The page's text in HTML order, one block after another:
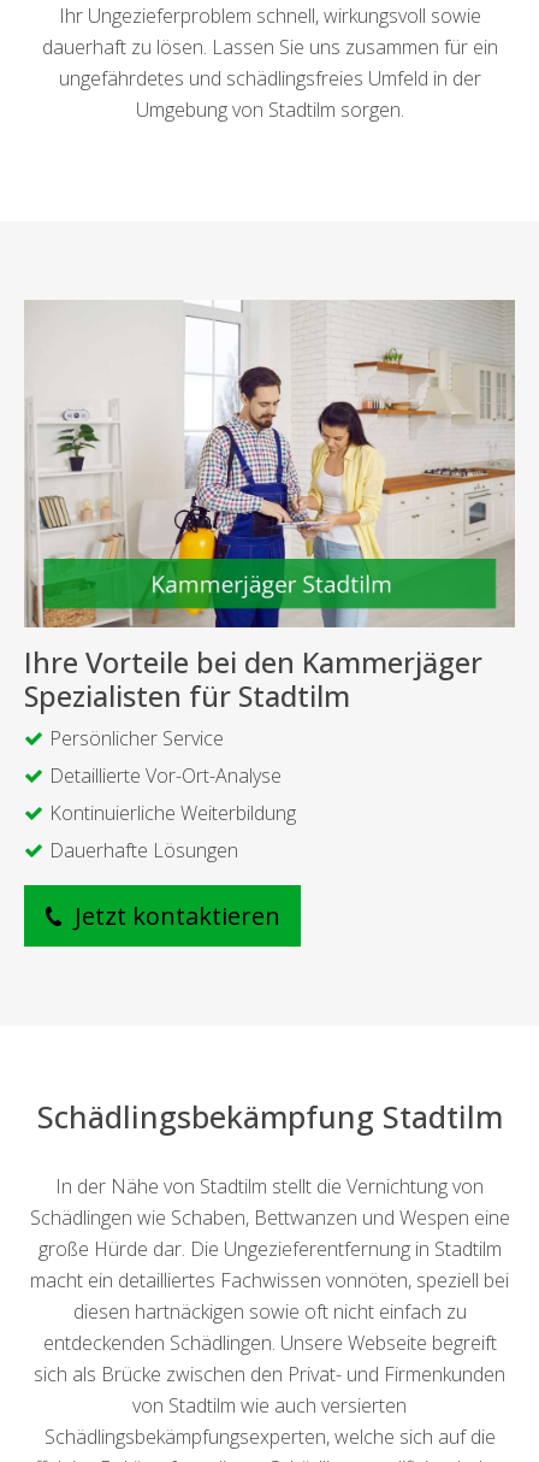
Ihr Ungezieferproblem schnell, wirkungsvoll sowie
dauerhaft zu lösen. Lassen Sie uns zusammen für ein
ungefährdetes und schädlingsfreies Umfeld in der
Umgebung von Stadtilm sorgen.
Ihre Vorteile bei den Kammerjäger
Spezialisten für Stadtilm
Persönlicher Service
Detaillierte Vor-Ort-Analyse
Kontinuierliche Weiterbildung
Dauerhafte Lösungen
Jetzt kontaktieren
Schädlingsbekämpfung Stadtilm
In der Nähe von Stadtilm stellt die Vernichtung von
Schädlingen wie Schaben, Bettwanzen und Wespen eine
große Hürde dar. Die Ungezieferentfernung in Stadtilm
macht ein detailliertes Fachwissen vonnöten, speziell bei
diesen hartnäckigen sowie oft nicht einfach zu
entdeckenden Schädlingen. Unsere Webseite begreift
sich als Brücke zwischen den Privat- und Firmenkunden
von Stadtilm wie auch versierten
Schädlingsbekämpfungsexperten, welche sich auf die